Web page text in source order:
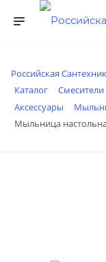
Российская
Каталог
Аксессуары
Мыльница